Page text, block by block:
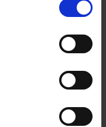
ändern, indem
am Seitenende
Partnern
auf die
Shield"-Montage